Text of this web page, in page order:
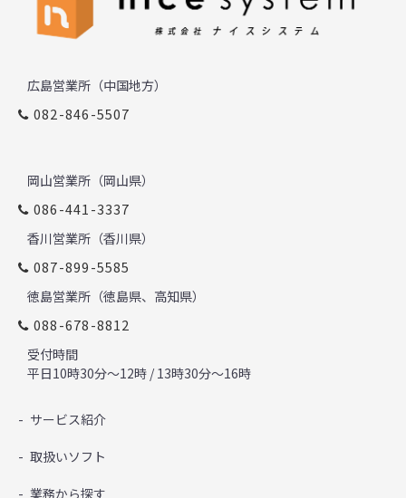
広島営業所（中国地方）
082-846-5507
岡山営業所（岡山県）
086-441-3337
香川営業所（香川県）
087-899-5585
徳島営業所（徳島県、高知県）
088-678-8812
受付時間
平日10時30分～12時 / 13時30分～16時
サービス紹介
取扱いソフト
業務から探す